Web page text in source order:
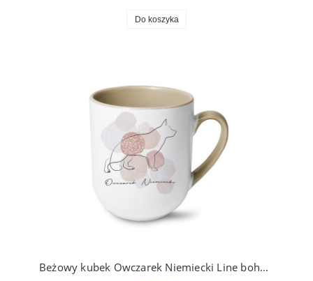
Do koszyka
Beżowy kubek Owczarek Niemiecki Line boho 250 ml